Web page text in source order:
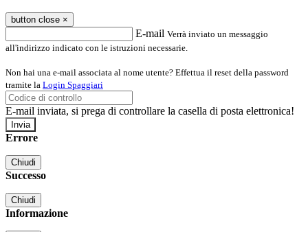
button close ×
E-mail Verrà inviato un messaggio
all'indirizzo indicato con le istruzioni necessarie.
Non hai una e-mail associata al nome utente? Effettua il reset della password
tramite la Login Spaggiari
E-mail inviata, si prega di controllare la casella di posta elettronica!
Errore
Chiudi
Successo
Chiudi
Informazione